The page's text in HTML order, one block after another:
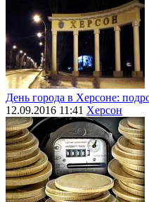
День города в Херсоне:
12.09.2016 11:41 Херсон